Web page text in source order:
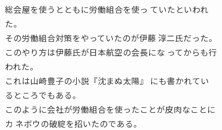
総会屋を使うとともに労働組合を使っ ていたといわれ
た。
その労働組合対策をやっていたのが伊藤 淳二氏だった。
このやり方は伊藤氏が日本航空の会長にな ってからも行
われた。
これは山崎豊子の小説『沈まぬ太陽』 にも書かれてい
るところでもある。
このように会社が労働組合を使ったことが皮肉なことに
カ ネボウの破綻を招いたのである。